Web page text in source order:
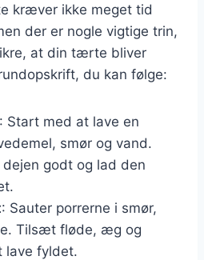
kræver ikke meget tid
der er nogle vigtige trin,
at din tærte bliver
du kan følge:
: Start med at lave en
smør og vand.
godt og lad den
: Sauter porrerne i smør,
Tilsæt fløde, æg og
lave fyldet.